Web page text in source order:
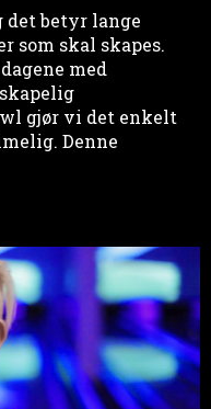
det betyr lange
som skal skapes.
med
gjør vi det enkelt
Denne